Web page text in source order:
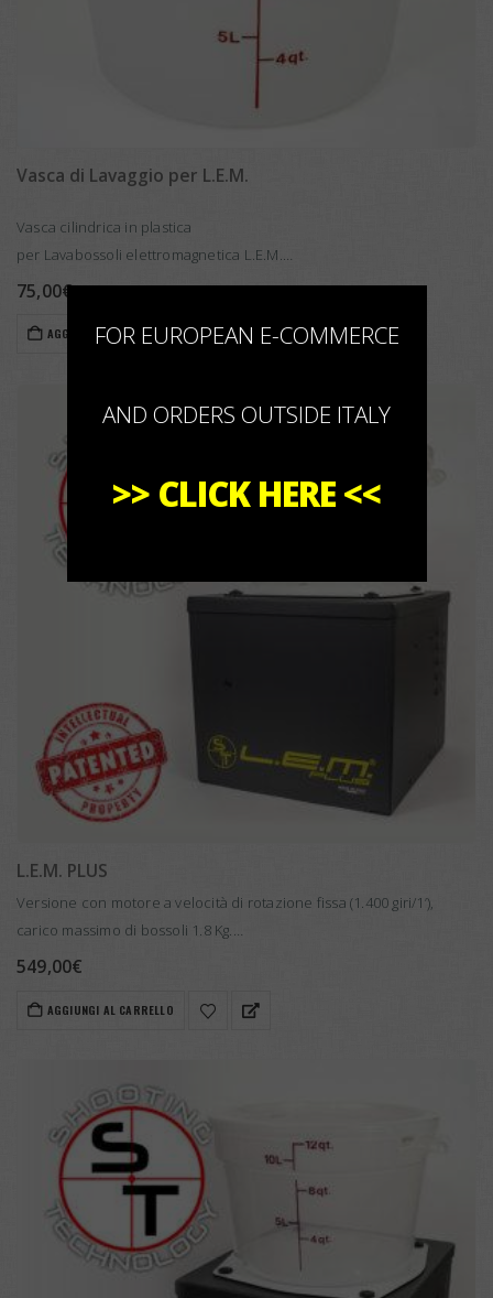
Vasca di Lavaggio per L.E.M.
Vasca cilindrica in plastica
per Lavabossoli elettromagnetica L.E.M.
Completa di Coperchio di sicurezza.
75,00€
AGGIUNGI AL CARRELLO
L.E.M. PLUS
Versione con motore a velocità di rotazione fissa (1.400 giri/1’),
carico massimo di bossoli 1.8 Kg.
Nessun bisogno di riposo macchina dopo ogni ciclo di lavaggio
549,00€
AGGIUNGI AL CARRELLO
FOR EUROPEAN E-COMMERCE
AND ORDERS OUTSIDE ITALY
>> CLICK HERE<<